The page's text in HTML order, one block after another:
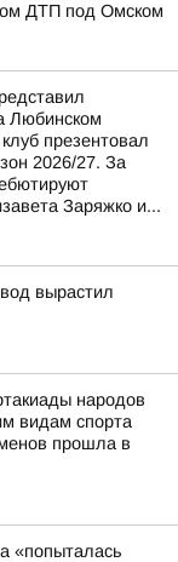
ДТП под Омском
Любинском
презентовал
2026/27. За
Заряжко и...
вырастил
народов
видам спорта
прошла в
«попыталась